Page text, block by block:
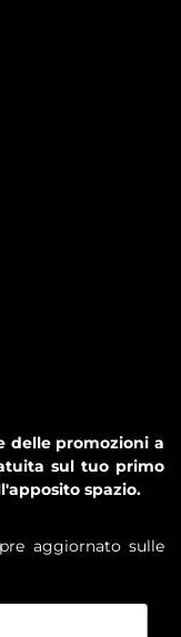
delle promozioni a
sul tuo primo
spazio.
aggiornato sulle